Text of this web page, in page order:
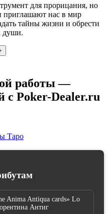
для прорицания, но
приглашают нас в мир
тайны жизни и обрести
души.
работы —
с Poker-Dealer.ru
Таро
Anima Antiqua cards» Lo
Антиг